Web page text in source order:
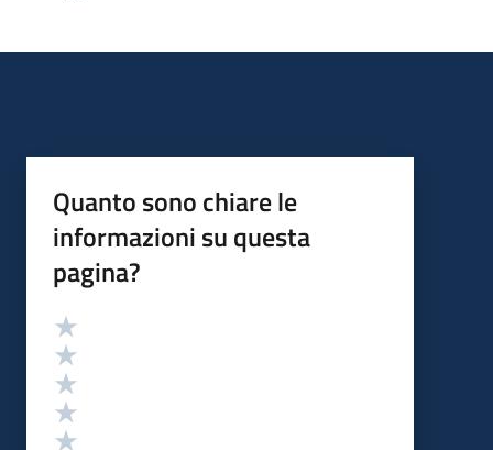
Quanto sono chiare le
informazioni su questa
pagina?
Valutazione